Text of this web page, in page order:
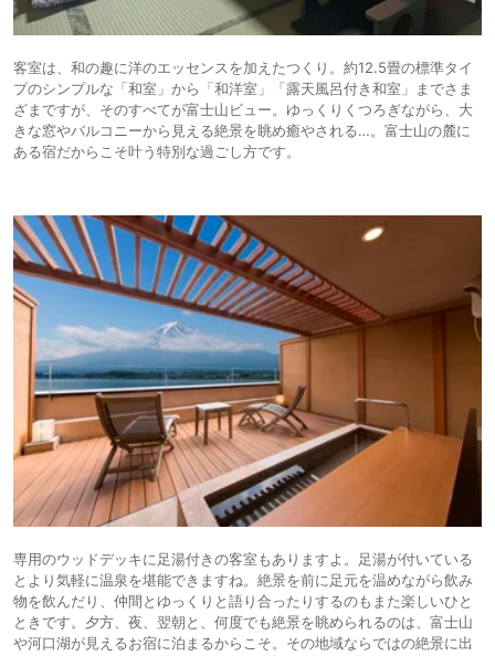
客室は、和の趣に洋のエッセンスを加えたつくり。約12.5畳の標準タイ
プのシンプルな「和室」から「和洋室」「露天風呂付き和室」までさま
ざまですが、そのすべてが富士山ビュー。ゆっくりくつろぎながら、大
きな窓やバルコニーから見える絶景を眺め癒やされる…。富士山の麓に
ある宿だからこそ叶う特別な過ごし方です。
専用のウッドデッキに足湯付きの客室もありますよ。足湯が付いている
とより気軽に温泉を堪能できますね。絶景を前に足元を温めながら飲み
物を飲んだり、仲間とゆっくりと語り合ったりするのもまた楽しいひと
ときです。夕方、夜、翌朝と、何度でも絶景を眺められるのは、富士山
や河口湖が見えるお宿に泊まるからこそ。その地域ならではの絶景に出